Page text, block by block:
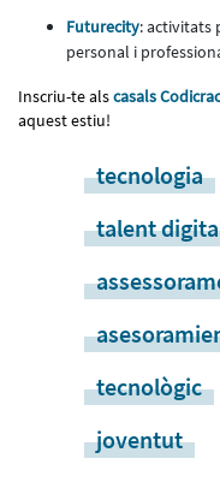
Futurecity: activitats
personal i
Inscriu-te alscasals
aquest estiu!
tecnologia
talent
tecnològic
joventut